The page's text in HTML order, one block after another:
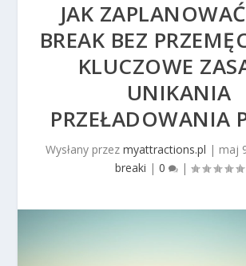
JAK
BREAK BEZ
KLUCZOWE
UNIKANIA
PRZEŁADOWANIA
Wysłany przez myattractions.pl | maj
breaki | 0 |